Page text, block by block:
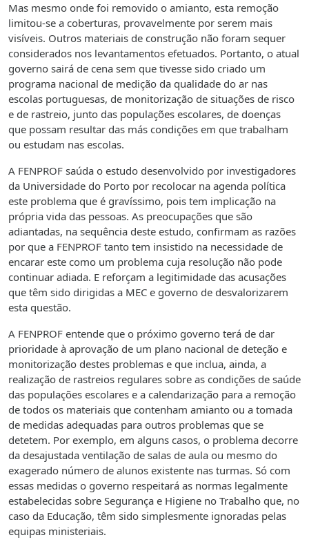
Mas mesmo onde foi removido o amianto, esta remoção
limitou-se a coberturas, provavelmente por serem mais
visíveis. Outros materiais de construção não foram sequer
considerados nos levantamentos efetuados. Portanto, o atual
governo sairá de cena sem que tivesse sido criado um
programa nacional de medição da qualidade do ar nas
escolas portuguesas, de monitorização de situações de risco
e de rastreio, junto das populações escolares, de doenças
que possam resultar das más condições em que trabalham
ou estudam nas escolas.
A FENPROF saúda o estudo desenvolvido por investigadores
da Universidade do Porto por recolocar na agenda política
este problema que é gravíssimo, pois tem implicação na
própria vida das pessoas. As preocupações que são
adiantadas, na sequência deste estudo, confirmam as razões
por que a FENPROF tanto tem insistido na necessidade de
encarar este como um problema cuja resolução não pode
continuar adiada. E reforçam a legitimidade das acusações
que têm sido dirigidas a MEC e governo de desvalorizarem
esta questão.
A FENPROF entende que o próximo governo terá de dar
prioridade à aprovação de um plano nacional de deteção e
monitorização destes problemas e que inclua, ainda, a
realização de rastreios regulares sobre as condições de saúde
das populações escolares e a calendarização para a remoção
de todos os materiais que contenham amianto ou a tomada
de medidas adequadas para outros problemas que se
detetem. Por exemplo, em alguns casos, o problema decorre
da desajustada ventilação de salas de aula ou mesmo do
exagerado número de alunos existente nas turmas. Só com
essas medidas o governo respeitará as normas legalmente
estabelecidas sobre Segurança e Higiene no Trabalho que, no
caso da Educação, têm sido simplesmente ignoradas pelas
equipas ministeriais.